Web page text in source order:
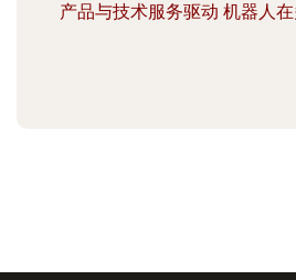
产品与技术服务驱动 机器人